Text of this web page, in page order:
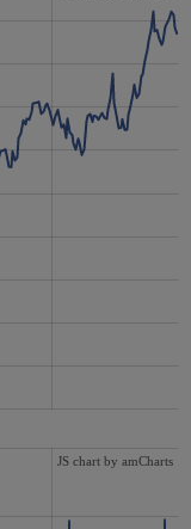
JS chart by amCharts